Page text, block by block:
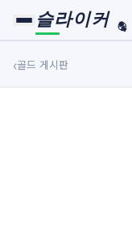
슬라이커 🏀
⚾
‹골드 게시판